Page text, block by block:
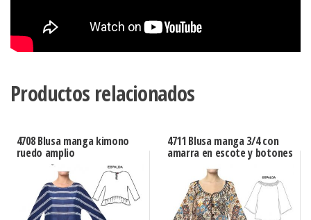
Productos relacionados
4708 Blusa manga kimono
ruedo amplio
4711 Blusa manga 3/4 con
amarra en escote y botones